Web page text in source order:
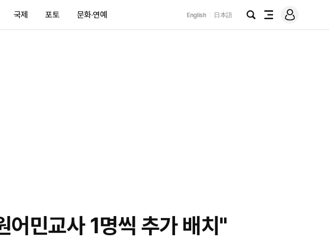
국제 포토 문화·연예 English 日本語
검
전
메
그
민교사 1명씩 추가 배치"